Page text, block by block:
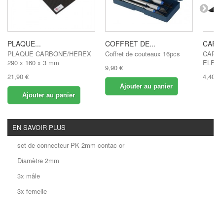
PLAQUE...
PLAQUE CARBONE/HEREX
290 x 160 x 3 mm
21,90 €
Ajouter au panier
COFFRET DE...
Coffret de couteaux 16pcs
9,90 €
Ajouter au panier
4,40 €
EN SAVOIR PLUS
set de connecteur PK 2mm contac or
Diamètre 2mm
3x mâle
3x femelle